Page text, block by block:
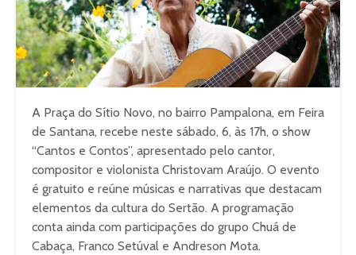
A Praça do Sítio Novo, no bairro Pampalona, em Feira
de Santana, recebe neste sábado, 6, às 17h, o show
“Cantos e Contos”, apresentado pelo cantor,
compositor e violonista Christovam Araújo. O evento
é gratuito e reúne músicas e narrativas que destacam
elementos da cultura do Sertão. A programação
conta ainda com participações do grupo Chuá de
Cabaça, Franco Setúval e Andreson Mota.